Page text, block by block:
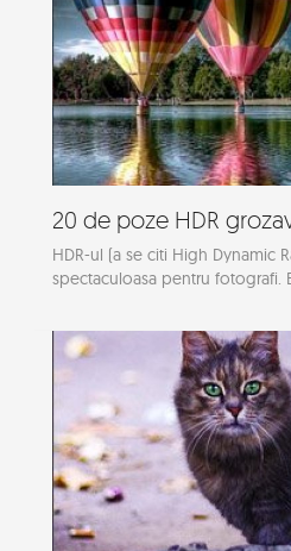
20 de poze HDR
HDR-ul (a se citi High Dynamic
spectaculoasa pentru fotografi.